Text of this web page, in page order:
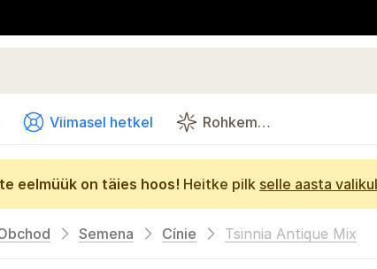
Viimasel hetkel Rohkem…
eelmüük on täies hoos! Heitke pilk selle aasta
Semena Cínie Tsinnia Antique Mix